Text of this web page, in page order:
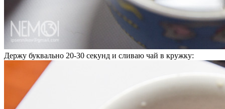
Держу буквально 20-30 секунд и сливаю чай в кружку: